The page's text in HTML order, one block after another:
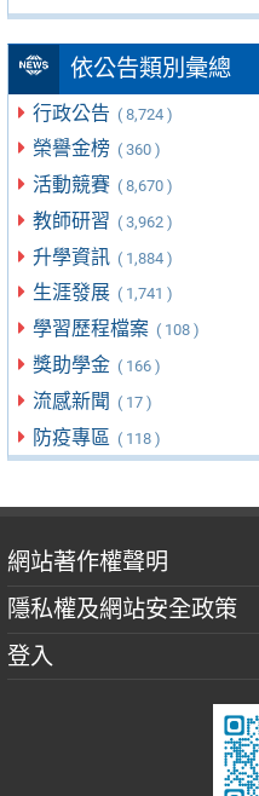
依公告類別彙總
行政公告 ( 8,724 )
榮譽金榜 ( 360 )
活動競賽 ( 8,670 )
教師研習 ( 3,962 )
升學資訊 ( 1,884 )
生涯發展 ( 1,741 )
學習歷程檔案 ( 108 )
獎助學金 ( 166 )
流感新聞 ( 17 )
防疫專區 ( 118 )
網站著作權聲明
隱私權及網站安全政策
登入